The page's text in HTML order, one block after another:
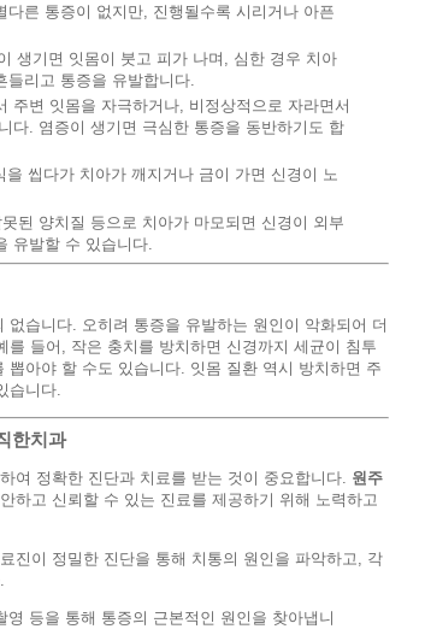
른 통증이 없지만, 진행될수록 시리거나 아픈
생기면 잇몸이 붓고 피가 나며, 심한 경우 치아
리고 통증을 유발합니다.
주변 잇몸을 자극하거나, 비정상적으로 자라면서
다. 염증이 생기면 극심한 통증을 동반하기도 합
을 씹다가 치아가 깨지거나 금이 가면 신경이 노
된 양치질 등으로 치아가 마모되면 신경이 외부
유발할 수 있습니다.
습니다. 오히려 통증을 유발하는 원인이 악화되어 더
들어, 작은 충치를 방치하면 신경까지 세균이 침투
아야 할 수도 있습니다. 잇몸 질환 역시 방치하면 주
습니다.
한치과
여 정확한 진단과 치료를 받는 것이 중요합니다. 원주
하고 신뢰할 수 있는 진료를 제공하기 위해 노력하고
진이 정밀한 진단을 통해 치통의 원인을 파악하고, 각
영 등을 통해 통증의 근본적인 원인을 찾아냅니